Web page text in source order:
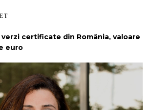
certificate din România, valoare
euro